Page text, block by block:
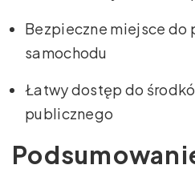
Bezpieczne miejsce do
samochodu
Łatwy dostęp do
publicznego